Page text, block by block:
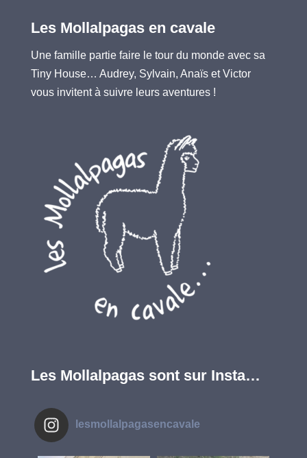
Les Mollalpagas en cavale
Une famille partie faire le tour du monde avec sa
Tiny House… Audrey, Sylvain, Anaïs et Victor
vous invitent à suivre leurs aventures !
Les Mollalpagas sont sur Insta…
lesmollalpagasencavale